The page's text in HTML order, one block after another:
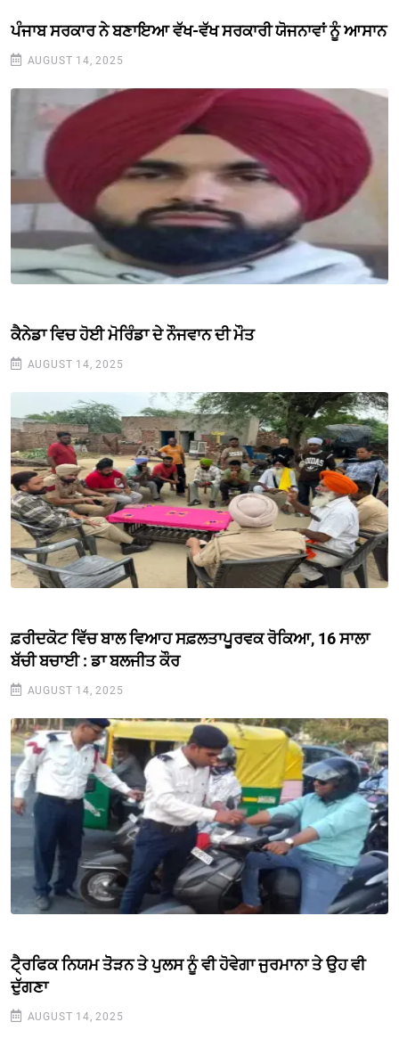
ਪੰਜਾਬ ਸਰਕਾਰ ਨੇ ਬਣਾਇਆ ਵੱਖ-ਵੱਖ ਸਰਕਾਰੀ ਯੋਜਨਾਵਾਂ ਨੂੰ ਆਸਾਨ
AUGUST 14, 2025
ਕੈਨੇਡਾ ਵਿਚ ਹੋਈ ਮੋਰਿੰਡਾ ਦੇ ਨੌਜਵਾਨ ਦੀ ਮੌਤ
AUGUST 14, 2025
ਫ਼ਰੀਦਕੋਟ ਵਿੱਚ ਬਾਲ ਵਿਆਹ ਸਫ਼ਲਤਾਪੂਰਵਕ ਰੋਕਿਆ, 16 ਸਾਲਾ
ਬੱਚੀ ਬਚਾਈ : ਡਾ ਬਲਜੀਤ ਕੌਰ
AUGUST 14, 2025
ਟੈ੍ਰਫਿਕ ਨਿਯਮ ਤੋੋੜਨ ਤੇ ਪੁਲਸ ਨੂੰ ਵੀ ਹੋਵੇਗਾ ਜੁਰਮਾਨਾ ਤੇ ਉਹ ਵੀ
ਦੁੱਗਣਾ
AUGUST 14, 2025